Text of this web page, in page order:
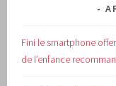
Fini le smartphone
de l’enfance